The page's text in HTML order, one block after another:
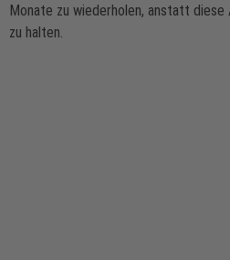
Monate zu wiederholen, anstatt
zu halten.